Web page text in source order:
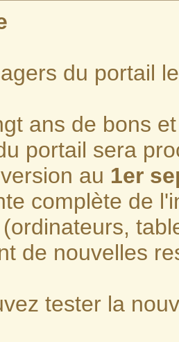
du portail
ans de bons
portail sera
au 1er
complète de
de nouvelles
tester la